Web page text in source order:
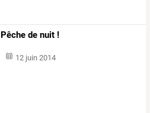
Pêche de nuit !
12 juin 2014